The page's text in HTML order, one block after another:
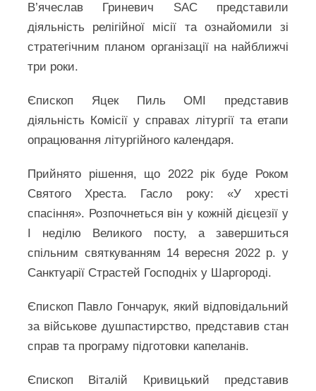
В’ячеслав Гриневич SAC представили
діяльність релігійної місії та ознайомили зі
стратегічним планом організації на найближчі
три роки.
Єпископ Яцек Пиль ОМІ представив
діяльність Комісії у справах літургії та етапи
опрацювання літургійного календаря.
Прийнято рішення, що 2022 рік буде Роком
Святого Хреста. Гасло року: «У хресті
спасіння». Розпочнеться він у кожній дієцезії у
І неділю Великого посту, а завершиться
спільним святкуванням 14 вересня 2022 р. у
Санктуарії Страстей Господніх у Шаргороді.
Єпископ Павло Гончарук, який відповідальний
за військове душпастирство, представив стан
справ та програму підготовки капеланів.
Єпископ Віталій Кривицький представив